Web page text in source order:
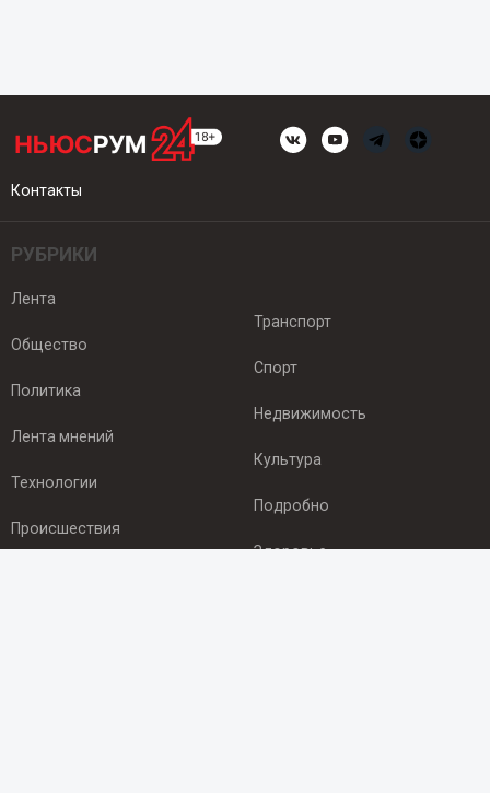
Контакты
РУБРИКИ
Лента
Общество
Политика
Лента мнений
Технологии
Происшествия
Транспорт
Спорт
Недвижимость
Культура
Подробно
Здоровье